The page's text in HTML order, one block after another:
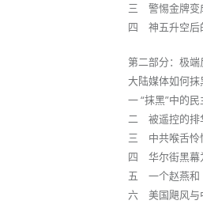
三 警惕金牌变
四 神五升空后
第二部分：极
大陆媒体如何抹
一 “抹黑”中的
二 被遥控的排
三 中共喉舌怜
四 华尔街黑幕
五 一个赵燕和
六 美国飓风与